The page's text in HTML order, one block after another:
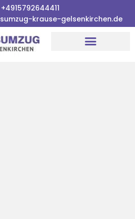
+4915792644411
krause-gelsenkirchen.de